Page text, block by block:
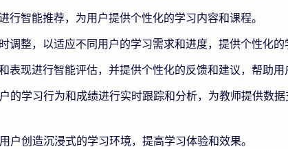
行智能推荐，为用户提供个性化的学习内容和课程。
调整，以适应不同用户的学习需求和进度，提供个性化
表现进行智能评估，并提供个性化的反馈和建议，帮助
的学习行为和成绩进行实时跟踪和分析，为教师提供数
户创造沉浸式的学习环境，提高学习体验和效果。